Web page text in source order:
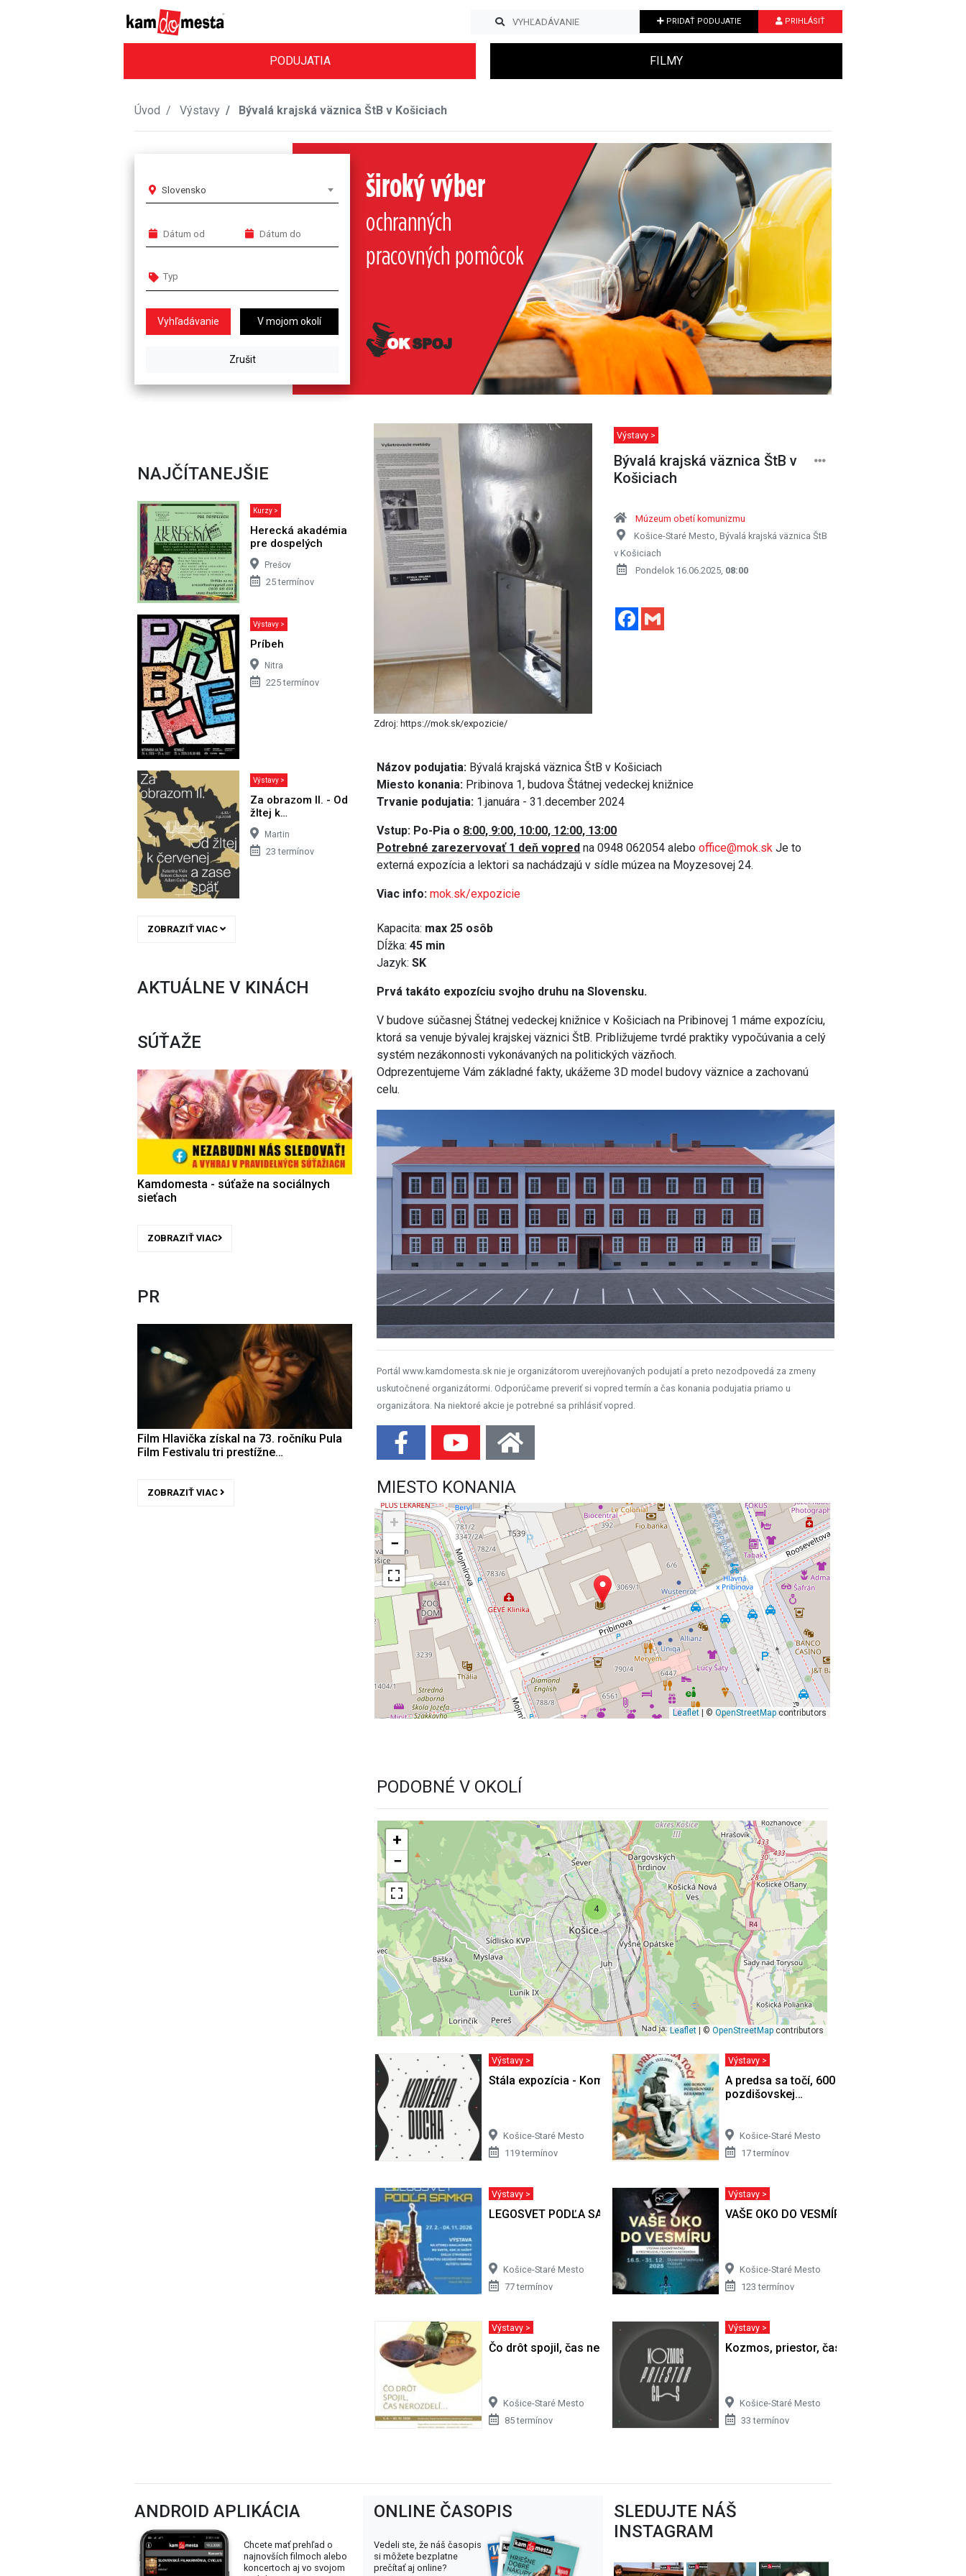
PRIDAŤ PODUJATIE PRIHLÁSIŤ
PODUJATIA FILMY
Úvod Výstavy Bývalá krajská väznica ŠtB v Košiciach
Slovensko
V mojom okolí
Next
NAJČÍTANEJŠIE
Kurzy >
Herecká akadémia
pre dospelých
Prešov
25 termínov
Výstavy >
Príbeh
Nitra
225 termínov
Výstavy >
Za obrazom II. - Od
žltej k…
Martin
23 termínov
ZOBRAZIŤ VIAC
AKTUÁLNE V KINÁCH
SÚŤAŽE
Kamdomesta - súťaže na sociálnych
sieťach
ZOBRAZIŤ VIAC
PR
Film Hlavička získal na 73. ročníku Pula
Film Festivalu tri prestížne…
ZOBRAZIŤ VIAC
Zdroj: https://mok.sk/expozicie/
Výstavy >
Bývalá krajská väznica ŠtB v
Košiciach
Múzeum obetí komunizmu
Košice-Staré Mesto, Bývalá krajská väznica ŠtB
v Košiciach
Pondelok 16.06.2025, 08:00
Facebook
Názov podujatia: Bývalá krajská väznica ŠtB v Košiciach
Miesto konania: Pribinova 1, budova Štátnej vedeckej knižnice
Trvanie podujatia: 1.januára - 31.december 2024
Vstup: Po-Pia o 8:00, 9:00, 10:00, 12:00, 13:00
Potrebné zarezervovať 1 deň vopred na 0948 062054 alebooffice@mok.sk Je to
externá expozícia a lektori sa nachádzajú v sídle múzea na Moyzesovej 24.
Viac info: mok.sk/expozicie
Kapacita: max 25 osôb
Dĺžka:45 min
Jazyk: SK
Prvá takáto expozíciu svojho druhu na Slovensku.
V budove súčasnej Štátnej vedeckej knižnice v Košiciach na Pribinovej 1 máme expozíciu,
ktorá sa venuje bývalej krajskej väznici ŠtB. Približujeme tvrdé praktiky vypočúvania a celý
systém nezákonnosti vykonávaných na politických väzňoch.
Odprezentujeme Vám základné fakty, ukážeme 3D model budovy väznice a zachovanú
celu.
Portál www.kamdomesta.sk nie je organizátorom uverejňovaných podujatí a preto nezodpovedá za zmeny
uskutočnené organizátormi. Odporúčame preveriť si vopred termín a čas konania podujatia priamo u
organizátora. Na niektoré akcie je potrebné sa prihlásiť vopred.
MIESTO KONANIA
+
−
Leaflet| © OpenStreetMapcontributors
PODOBNÉ V OKOLÍ
4
+
−
Leaflet | ©OpenStreetMap contributors
Výstavy >
Stála expozícia - Komédia ducha
Košice-Staré Mesto
119 termínov
Výstavy >
A predsa sa točí, 600 rokov
pozdišovskej…
Košice-Staré Mesto
17 termínov
Výstavy >
LEGOSVET PODĽA SAMKA
Košice-Staré Mesto
77 termínov
Výstavy >
VAŠE OKO DO VESMÍRU
Košice-Staré Mesto
123 termínov
Výstavy >
Čo drôt spojil, čas nerozdelí
Košice-Staré Mesto
85 termínov
Výstavy >
Kozmos, priestor, čas
Košice-Staré Mesto
33 termínov
ANDROID APLIKÁCIA
Chcete mať prehľad o
najnovších filmoch alebo
koncertoch aj vo svojom
ONLINE ČASOPIS
Vedeli ste, že náš časopis
si môžete bezplatne
prečítať aj online?
SLEDUJTE NÁŠ
INSTAGRAM